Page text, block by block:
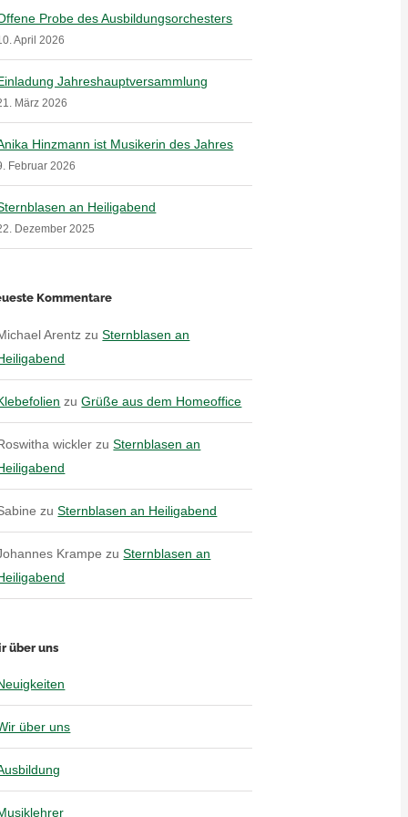
Probe des Ausbildungsorchesters
April 2026
Jahreshauptversammlung
März 2026
Hinzmann ist Musikerin des Jahres
Februar 2026
an Heiligabend
Dezember 2025
Kommentare
Arentz zuSternblasen an
zuGrüße aus dem Homeoffice
wickler zuSternblasen an
zuSternblasen an Heiligabend
Krampe zuSternblasen an
über uns
über uns